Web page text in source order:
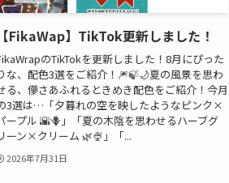
【FikaWap】TikTok更新しました！
のTikTokを更新しました！8月にぴった
な、配色3選をご紹介！🎆🍃🌙夏の風景を思わ
る、儚さあふれるときめき配色をご紹介！今月
3選は…「夕暮れの空を映したようなピンク×
ープル 🌇🪻」「夏の木陰を思わせるハーブグ
ーン×クリーム 🌿🍨」「...
2026年7月31日